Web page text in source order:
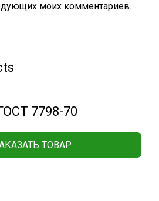
моих комментариев.
7798-70
ТОВАР